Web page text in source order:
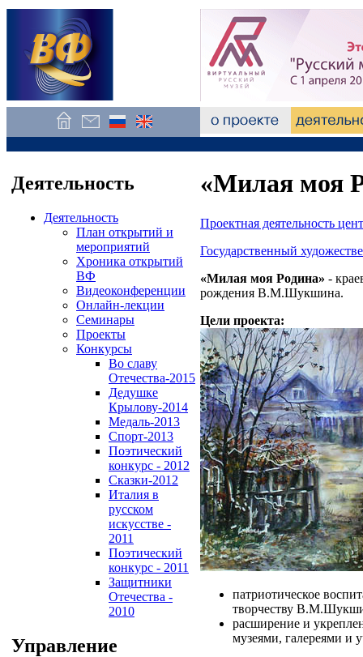
Деятельность
Деятельность
План открытий и
мероприятий
Хроника открытий
ВФ
Видеоконференции
Онлайн-лекции
Семинары
Проекты
Конкурсы
Во славу
Отечества-2015
Дедушке
Крылову-2014
Медаль-2013
Спорт-2013
Поэтический
конкурс - 2012
Сказки-2012
Италия в
русском
искусстве -
2011
Поэтический
конкурс - 2011
Защитники
Отечества -
2010
Управление
«Милая моя
Проектная деятельность
Государственный
«Милая моя Родина» -
рождения В.М.Шукшина.
Цели проекта:
патриотическое
творчеству
расширение и
музеями, галереями и